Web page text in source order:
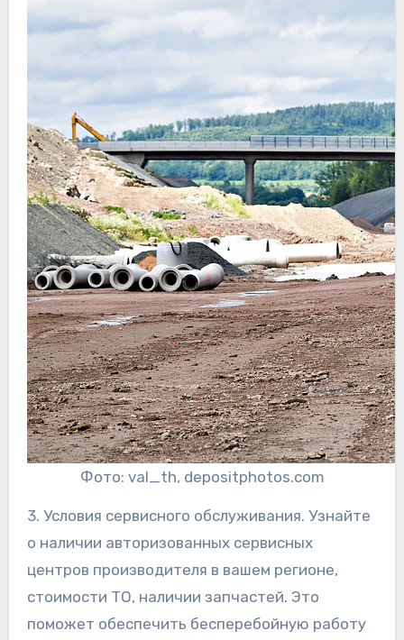
Фото: val_th, depositphotos.com
3. Условия сервисного обслуживания. Узнайте
о наличии авторизованных сервисных
центров производителя в вашем регионе,
стоимости ТО, наличии запчастей. Это
поможет обеспечить бесперебойную работу